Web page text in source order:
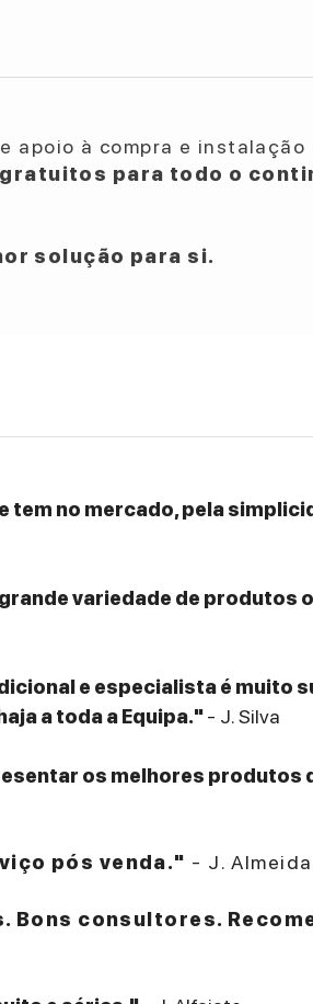
apoio à compra e instalação
para todo o
solução para si.
tem no mercado, pela
variedade de produtos
e especialista é muito
a toda a Equipa."- J. Silva
os melhores produtos
pós venda." - J. Almeida
consultores.